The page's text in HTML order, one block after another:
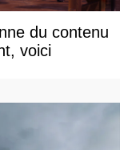
du contenu
voici